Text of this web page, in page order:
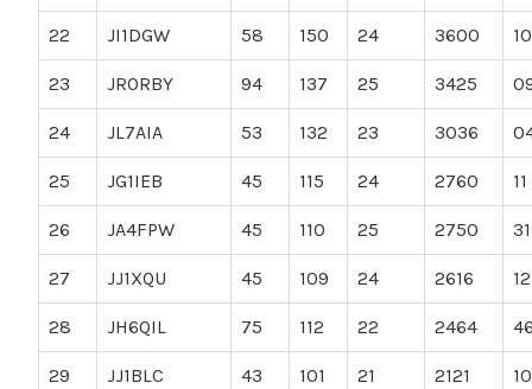
22 JI1DGW 58 150 24 3600 10
23 JR0RBY 94 137 25 3425
24 JL7AIA 53 132 23 3036
25 JG1IEB 45 115 24 2760 11
26 JA4FPW 45 110 25 2750 31
27 JJ1XQU 45 109 24 2616 12
28 JH6QIL 75 112 22 2464
29 JJ1BLC 43 101 21 2121 10